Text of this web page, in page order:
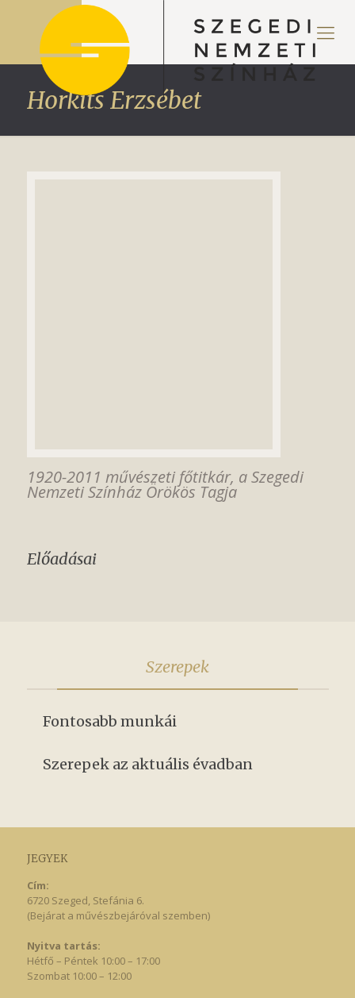
Horkits Erzsébet
1920-2011 művészeti főtitkár, a Szegedi
Nemzeti Színház Örökös Tagja
Előadásai
Szerepek
Fontosabb munkái
Szerepek az aktuális évadban
JEGYEK
Cím:
6720 Szeged, Stefánia 6.
(Bejárat a művészbejáróval szemben)
Nyitva tartás:
Hétfő – Péntek 10:00 – 17:00
Szombat 10:00 – 12:00